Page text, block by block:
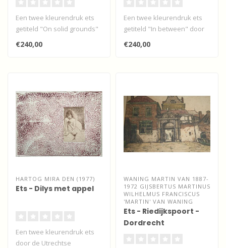
Een twee kleurendruk ets
getiteld "On solid grounds"
door de Utrechtse
kunstenar..
€240,00
Een twee kleurendruk ets
getiteld "In between" door
de Utrechtse kunstenares
€240,00
HARTOG MIRA DEN (1977)
Ets - Dilys met appel
Een twee kleurendruk ets
door de Utrechtse
WANING MARTIN VAN 1887-
1972 GIJSBERTUS MARTINUS
WILHELMUS FRANCISCUS
'MARTIN' VAN WANING
Ets - Riedijkspoort -
Dordrecht